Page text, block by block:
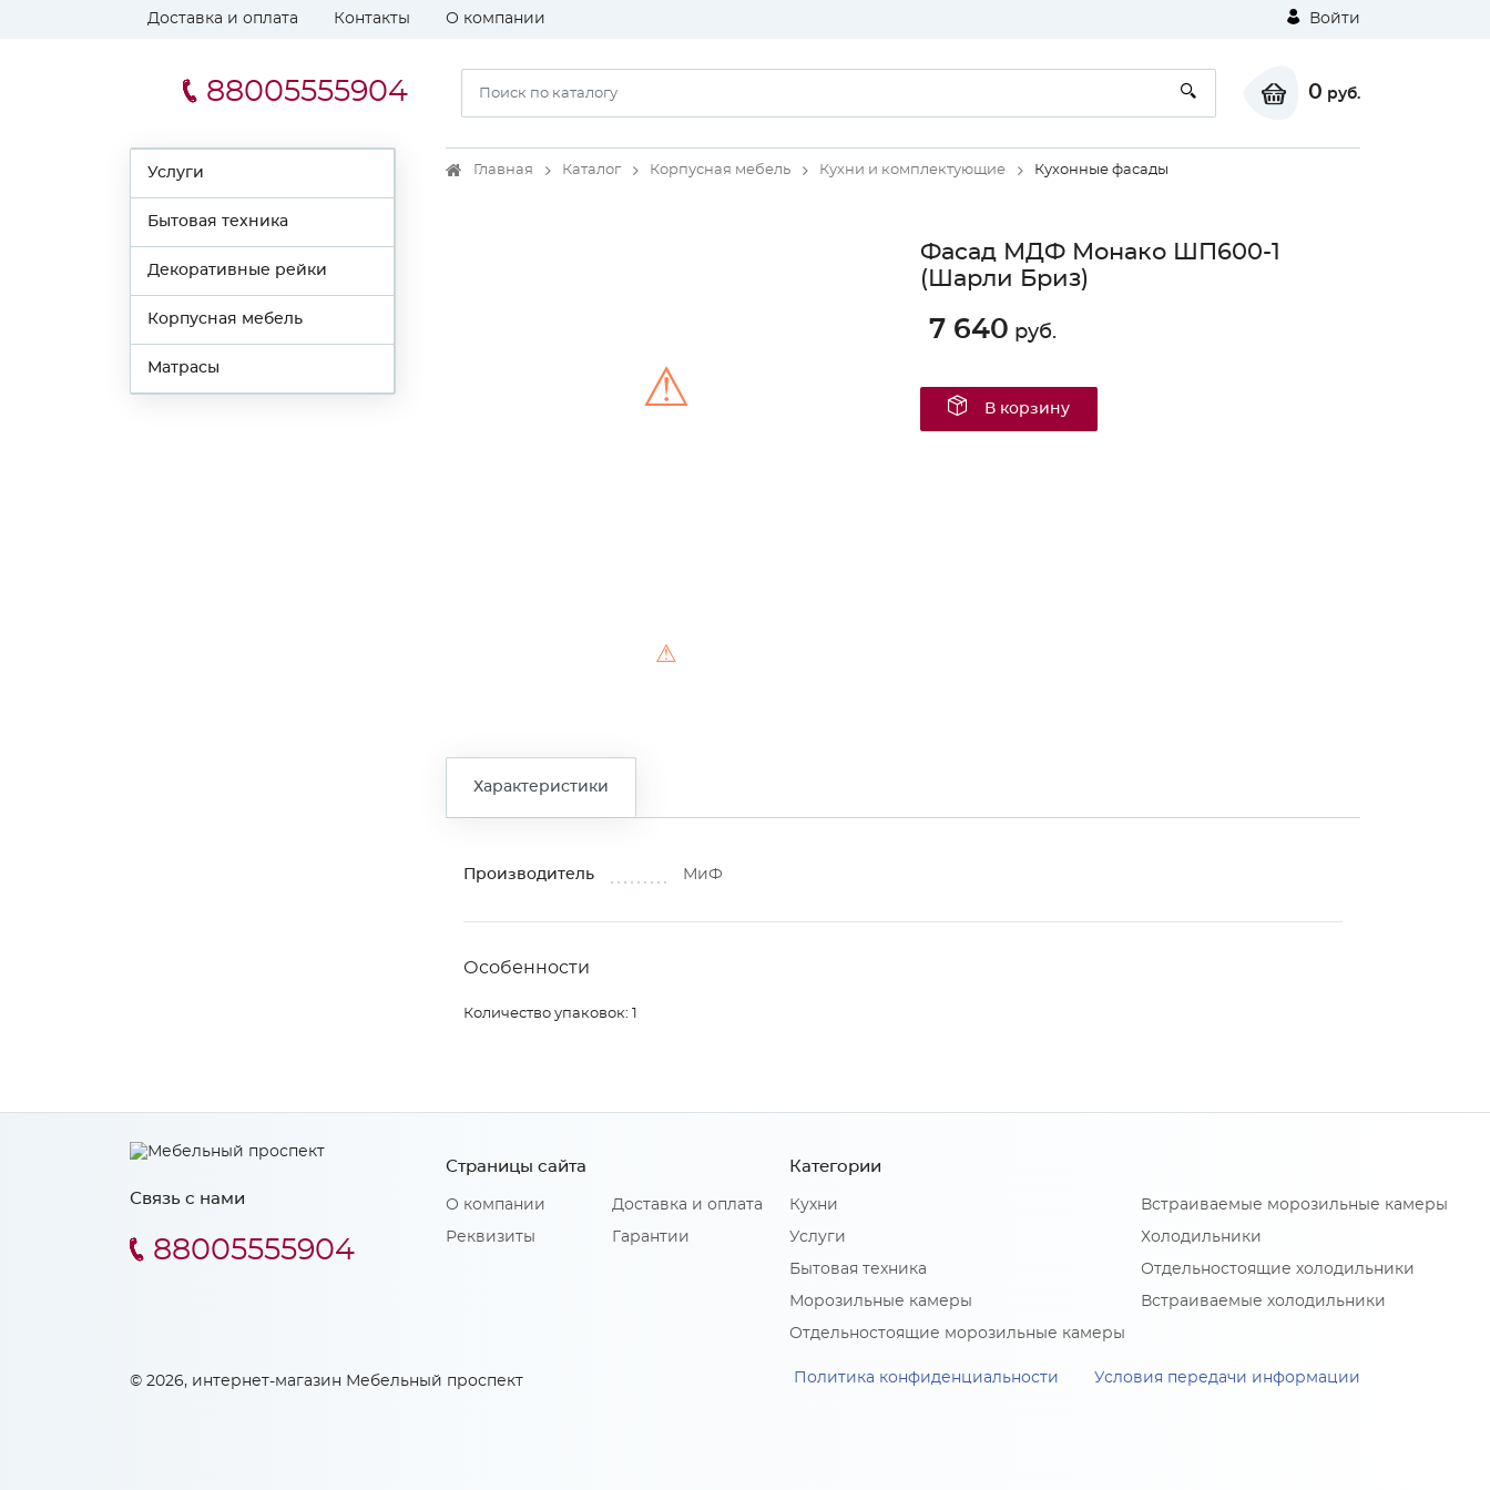
Доставка и оплата Контакты О компании Войти
88005555904 0 руб.
Услуги
Бытовая техника
Декоративные рейки
Корпусная мебель
Матрасы
Главная Каталог Корпусная мебель Кухни и комплектующие Кухонные фасады
⚠
⚠
Фасад МДФ Монако ШП600-1
(Шарли Бриз)
7 640 руб.
В корзину
Характеристики
Производитель МиФ
Особенности
Количество упаковок: 1
Связь с нами
88005555904
Страницы сайта
О компании
Реквизиты
Доставка и оплата
Гарантии
Категории
Кухни
Услуги
Бытовая техника
Морозильные камеры
Отдельностоящие морозильные камеры
Встраиваемые морозильные камеры
Холодильники
Отдельностоящие холодильники
Встраиваемые холодильники
© 2026, интернет-магазин Мебельный проспект Политика конфиденциальности Условия передачи информации